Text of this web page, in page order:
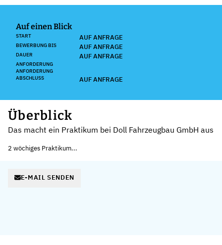
Auf einen Blick
START AUF ANFRAGE
BEWERBUNG BIS AUF ANFRAGE
DAUER AUF ANFRAGE
ANFORDERUNG
ANFORDERUNG
ABSCHLUSS
AUF ANFRAGE
Überblick
Das macht ein Praktikum bei Doll Fahrzeugbau GmbH aus
2 wöchiges Praktikum...
E-MAIL SENDEN